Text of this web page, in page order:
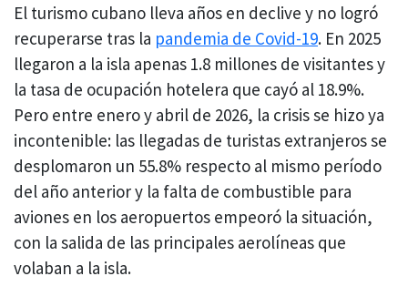
El turismo cubano lleva años en declive y no logró
recuperarse tras la pandemia de Covid-19. En 2025
llegaron a la isla apenas 1.8 millones de visitantes y
la tasa de ocupación hotelera que cayó al 18.9%.
Pero entre enero y abril de 2026, la crisis se hizo ya
incontenible: las llegadas de turistas extranjeros se
desplomaron un 55.8% respecto al mismo período
del año anterior y la falta de combustible para
aviones en los aeropuertos empeoró la situación,
con la salida de las principales aerolíneas que
volaban a la isla.